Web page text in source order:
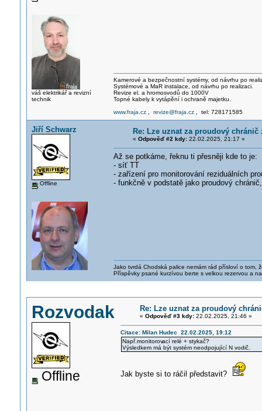
váš elektrikář a revizní
technik
Kamerové a bezpečnostní systémy, od návrhu po
Systémové a MaR instalace, od návrhu po realizaci.
Revize el. a hromosvodů do 1000V
Topné kabely k vytápění i ochraně majetku.
www.fraja.cz, revize@fraja.cz, tel: 728171585
Jiří Schwarz
Offline
Re: Lze uznat za proudový
« Odpověď #2 kdy:22.02.2025, 21:17 »
Až se potkáme, řeknu ti přesněji kde to je:
- síť TT
- zařízení pro monitorování reziduálních
- funkčně v podstatě jako proudový
Jako tvrdá Chodská palice nemám rád přísloví o tom,
Příspěvky psané kurzívou berte s velkou rezervou a
Rozvodak
Offline
Re: Lze uznat za proudový
« Odpověď #3 kdy:22.02.2025, 21:46 »
Citace: Milan Hudec 22.02.2025, 19:12
Např.monitorovací relé + stykač?
Výsledkem má být systém neodpojující N vodič.
Jak byste si to ráčil představit?